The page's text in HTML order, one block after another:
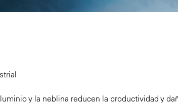
y la neblina reducen la productividad y